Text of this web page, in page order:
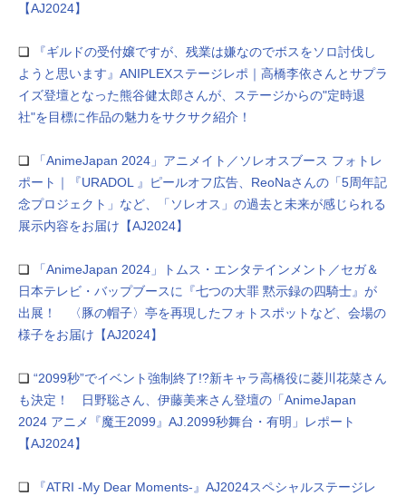
【AJ2024】
❏
『ギルドの受付嬢ですが、残業は嫌なのでボスをソロ討伐し
ようと思います』ANIPLEXステージレポ｜高橋李依さんとサプラ
イズ登壇となった熊谷健太郎さんが、ステージからの"定時退
社"を目標に作品の魅力をサクサク紹介！
❏
「AnimeJapan 2024」アニメイト／ソレオスブース フォトレ
ポート｜『URADOL 』ピールオフ広告、ReoNaさんの「5周年記
念プロジェクト」など、「ソレオス」の過去と未来が感じられる
展示内容をお届け【AJ2024】
❏
「AnimeJapan 2024」トムス・エンタテインメント／セガ＆
日本テレビ・バップブースに『七つの大罪 黙示録の四騎士』が
出展！ 〈豚の帽子〉亭を再現したフォトスポットなど、会場の
様子をお届け【AJ2024】
❏ “2099秒”でイベント強制終了!?新キャラ高橋役に菱川花菜さん
も決定！ 日野聡さん、伊藤美来さん登壇の「AnimeJapan
2024 アニメ『魔王2099』AJ.2099秒舞台・有明」レポート
【AJ2024】
❏
『ATRI -My Dear Moments-』AJ2024スペシャルステージレ